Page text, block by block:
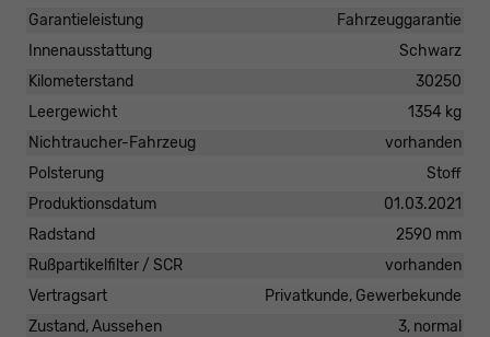
Garantieleistung
Fahrzeuggarantie
Innenausstattung
Schwarz
Kilometerstand
30250
Leergewicht
1354 kg
Nichtraucher-Fahrzeug
vorhanden
Polsterung
Stoff
Produktionsdatum
01.03.2021
Radstand
2590 mm
Rußpartikelfilter / SCR
vorhanden
Vertragsart
Privatkunde, Gewerbekunde
Zustand, Aussehen
3, normal